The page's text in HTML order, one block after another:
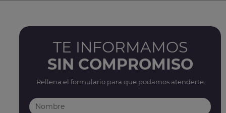
TE INFORMAMOS
SIN COMPROMISO
Rellena el formulario para que podamos atenderte